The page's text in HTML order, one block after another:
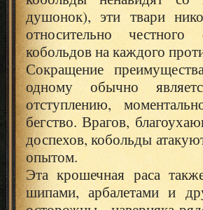
душонок), эти твари
относительно честного
кобольдов на каждого
Сокращение
одному обычно
отступлению,
бегство. Врагов,
доспехов, кобольды
опытом.
Эта крошечная раса
шипами, арбалетами и